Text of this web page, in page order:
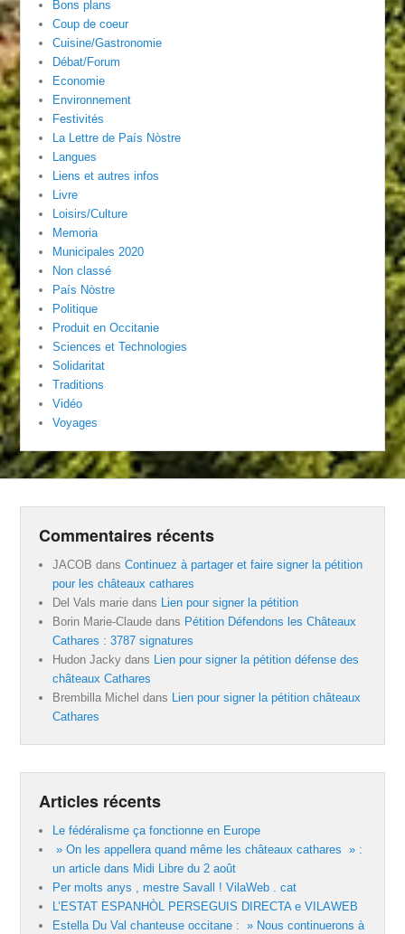
Bons plans
Coup de coeur
Cuisine/Gastronomie
Débat/Forum
Economie
Environnement
Festivités
La Lettre de País Nòstre
Langues
Liens et autres infos
Livre
Loisirs/Culture
Memoria
Municipales 2020
Non classé
País Nòstre
Politique
Produit en Occitanie
Sciences et Technologies
Solidaritat
Traditions
Vidéo
Voyages
Commentaires récents
JACOB dansContinuez à partager et faire signer la pétition
pour les châteaux cathares
Del Vals marie dans Lien pour signer la pétition
Borin Marie-Claude dans Pétition Défendons les Châteaux
Cathares : 3787 signatures
Hudon Jacky dans Lien pour signer la pétition défense des
châteaux Cathares
Brembilla Michel dans Lien pour signer la pétition châteaux
Cathares
Articles récents
Le fédéralisme ça fonctionne en Europe
» On les appellera quand même les châteaux cathares » :
un article dans Midi Libre du 2 août
Per molts anys , mestre Savall ! VilaWeb . cat
L’ESTAT ESPANHÒL PERSEGUIS DIRECTA e VILAWEB
Estella Du Val chanteuse occitane : » Nous continuerons à